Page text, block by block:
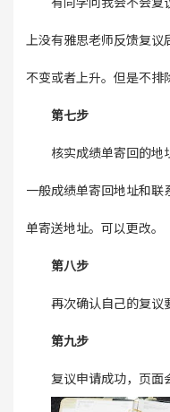
上没有雅思老师反馈复议
不变或者上升。但是不排
第七步
核实成绩单寄回的地
一般成绩单寄回地址和
单寄送地址。可以更改。
第八步
再次确认自己的复议
第九步
复议申请成功，页面